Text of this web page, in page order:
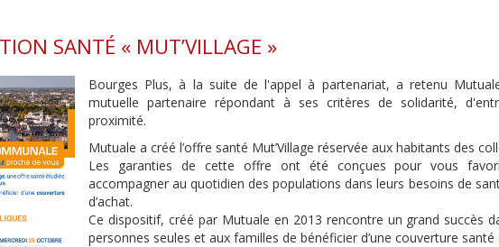
SANTÉ « MUT’VILLAGE »
Bourges Plus, à la suite de l'appel à partenariat, a retenu
mutuelle partenaire répondant à ses critères de solidarité,
proximité.
Mutuale a créé l’offre santé Mut’Village réservée aux habitants des
Les garanties de cette offre ont été conçues pour vous
accompagner au quotidien des populations dans leurs besoins de
d’achat.
Ce dispositif, créé par Mutuale en 2013 rencontre un grand succès
personnes seules et aux familles de bénéficier d’une couverture